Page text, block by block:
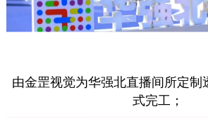
由金罡视觉为华强北直播间所定制
式完工；